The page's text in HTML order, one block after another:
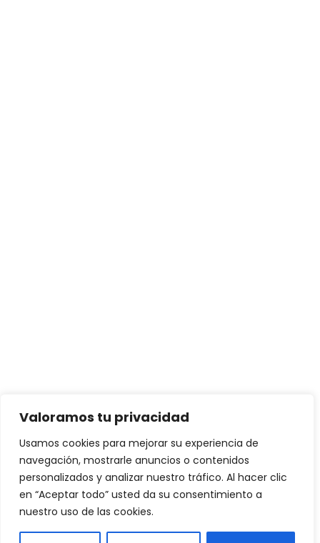
Valoramos tu privacidad
Usamos cookies para mejorar su experiencia de
navegación, mostrarle anuncios o contenidos
personalizados y analizar nuestro tráfico. Al hacer clic
en “Aceptar todo” usted da su consentimiento a
nuestro uso de las cookies.